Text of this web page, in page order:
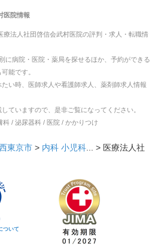
医院情報
療法人社団啓信会武村医院の評判・求人・転職情
に病院・医院・薬局を探せるほか、予約ができる
能です。
い時、医師求人や看護師求人、薬剤師求人情報
ていますので、是非ご覧になってください。
科 / 泌尿器科 / 医院 / かかりつけ
東京市 > 内科 小児科... > 医療法人社
ついて